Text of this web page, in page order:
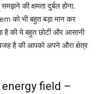
की क्षमता दुर्बल होना.
को भी बहुत बड़ा मान कर
है की ये बहुत छोटी और आसानी
है की आपको अपने औरा क्षेत्र
field –